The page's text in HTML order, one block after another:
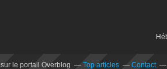
sur le portail Overblog Top articles Contact